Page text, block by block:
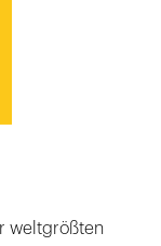
weltgrößten